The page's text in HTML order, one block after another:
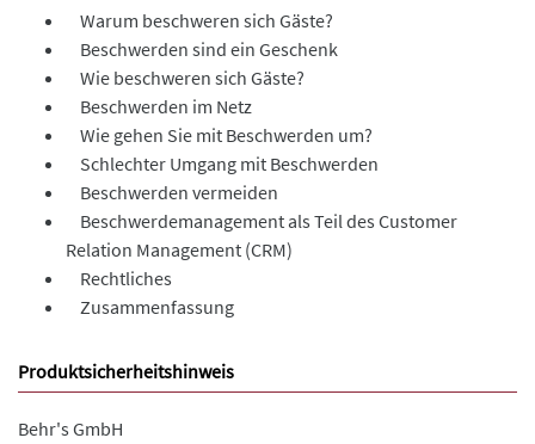
Warum beschweren sich Gäste?
Beschwerden sind ein Geschenk
Wie beschweren sich Gäste?
Beschwerden im Netz
Wie gehen Sie mit Beschwerden um?
Schlechter Umgang mit Beschwerden
Beschwerden vermeiden
Beschwerdemanagement als Teil des Customer
Relation Management (CRM)
Rechtliches
Zusammenfassung
Produktsicherheitshinweis
Behr's GmbH